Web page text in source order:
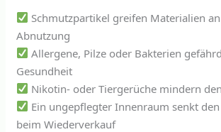
Schmutzpartikel greifen Materialien
Abnutzung
Allergene, Pilze oder Bakterien
Gesundheit
Nikotin- oder Tiergerüche mindern
Ein ungepflegter Innenraum senkt
beim Wiederverkauf